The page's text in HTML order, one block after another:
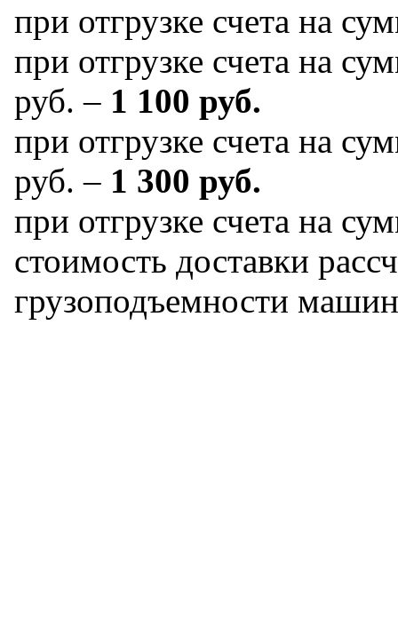
при отгрузке счета на
при отгрузке счета на
руб. – 1 100 руб.
при отгрузке счета на
руб. – 1 300 руб.
при отгрузке счета на
стоимость доставки
грузоподъемности